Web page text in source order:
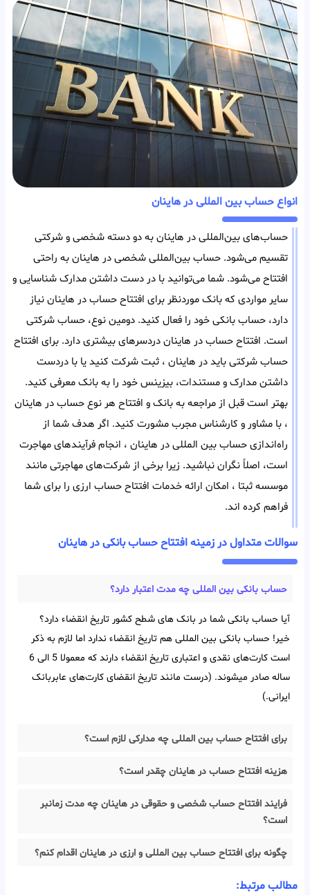
انواع حساب بین المللی در هاینان
حساب‌های بین‌المللی در هاینان به دو دسته شخصی و شرکتی
تقسیم می‌شود. حساب بین‌المللی شخصی در هاینان به راحتی
افتتاح می‌شود. شما می‌توانید با در دست داشتن مدارک شناسایی و
سایر مواردی که بانک مورد‌نظر برای افتتاح حساب در هاینان نیاز
دارد، حساب بانکی خود را فعال کنید. دومین نوع، حساب شرکتی
است. افتتاح حساب در هاینان دردسر‌های بیشتری دارد. برای افتتاح
حساب شرکتی باید در هاینان ، ثبت شرکت کنید یا با در‌دست
داشتن مدارک و مستندات، بیزینس خود را به بانک معرفی کنید.
بهتر است قبل از مراجعه به بانک و افتتاح هر‌ نوع حساب در هاینان
، با مشاور و کارشناس مجرب مشورت کنید. اگر هدف شما از
راه‌اندازی حساب بین المللی در هاینان ، انجام فرآیند‌های مهاجرت
است، اصلاً نگران نباشید. زیرا برخی از شرکت‌های مهاجرتی مانند
موسسه ثبتا ، امکان ارائه خدمات افتتاح حساب ارزی را برای شما
فراهم کرده اند.
سوالات متداول در زمینه افتتاح حساب بانکی در هاینان
حساب بانکی بین‌ المللی چه مدت اعتبار دارد؟
آیا حساب بانکی شما در بانک های شطح کشور تاریخ انقضاء دارد؟
خیر! حساب بانکی بین‌ المللی هم تاریخ انقضاء ندارد اما لازم به ذکر
است کارت‌های نقدی و اعتباری تاریخ انقضاء دارند که معمولا 5 الی 6
ساله صادر میشوند. (درست مانند تاریخ انقضای کارت‌های عابربانک
ایرانی.)
برای افتتاح حساب بین المللی چه مدارکی لازم است؟
هزینه افتتاح حساب در هاینان چقدر است؟
فرایند افتتاح حساب شخصی و حقوقی در هاینان چه مدت زمانبر
است؟
چگونه برای افتتاح حساب بین المللی و ارزی در هاینان اقدام کنم؟
مطالب مرتبط: